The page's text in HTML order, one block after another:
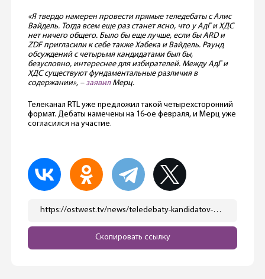
«Я твердо намерен провести прямые теледебаты с Алис
Вайдель. Тогда всем еще раз станет ясно, что у АдГ и ХДС
нет ничего общего. Было бы еще лучше, если бы ARD и
ZDF пригласили к себе также Хабека и Вайдель. Раунд
обсуждений с четырьмя кандидатами был бы,
безусловно, интереснее для избирателей. Между АдГ и
ХДС существуют фундаментальные различия в
содержании», –заявилМерц.
Телеканал RTL уже предложил такой четырехсторонний
формат. Дебаты намечены на 16-ое февраля, и Мерц уже
согласился на участие.
https://ostwest.tv/news/teledebaty-kandidatov-v-kanclery-kogda-zaplanirovany-i-kto-dolzhen-uchastvovat/
Скопировать ссылку